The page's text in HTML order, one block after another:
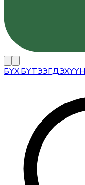
БҮХ БҮТЭЭГДЭХҮҮН